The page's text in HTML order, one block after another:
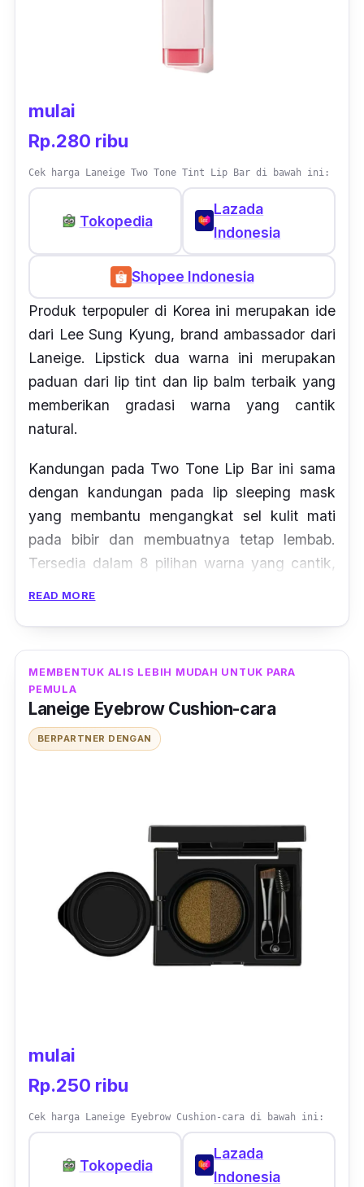
mulai
Rp.280 ribu
Cek harga Laneige Two Tone Tint Lip Bar di bawah ini:
Tokopedia
Lazada
Indonesia
Shopee Indonesia
Produk terpopuler di Korea ini merupakan ide
dari Lee Sung Kyung, brand ambassador dari
Laneige. Lipstick dua warna ini merupakan
paduan dari lip tint dan lip balm terbaik yang
memberikan gradasi warna yang cantik
natural.
Kandungan pada Two Tone Lip Bar ini sama
dengan kandungan pada lip sleeping mask
yang membantu mengangkat sel kulit mati
pada bibir dan membuatnya tetap lembab.
Tersedia dalam 8 pilihan warna yang cantik,
READ MORE
MEMBENTUK ALIS LEBIH MUDAH UNTUK PARA
PEMULA
Laneige Eyebrow Cushion-cara
BERPARTNER DENGAN
mulai
Rp.250 ribu
Cek harga Laneige Eyebrow Cushion-cara di bawah ini:
Tokopedia
Lazada
Indonesia